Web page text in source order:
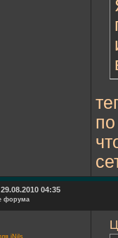
29.08.2010 04:35